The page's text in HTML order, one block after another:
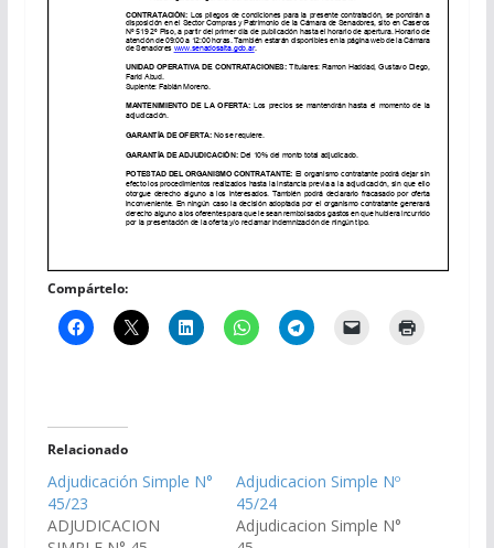
Compártelo:
Relacionado
Adjudicación Simple N°
45/23
ADJUDICACION
Adjudicacion Simple Nº
45/24
Adjudicacion Simple N°